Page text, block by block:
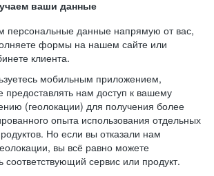
ваши данные
персональные данные напрямую от вас,
формы на нашем сайте или
клиента.
мобильным приложением,
предоставлять нам доступ к вашему
(геолокации) для получения более
опыта использования отдельных
Но если вы отказали нам
вы всё равно можете
соответствующий сервис или продукт.